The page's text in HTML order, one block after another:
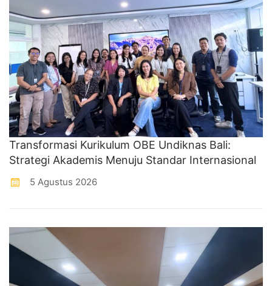
Transformasi Kurikulum OBE Undiknas Bali:
Strategi Akademis Menuju Standar Internasional
5 Agustus 2026